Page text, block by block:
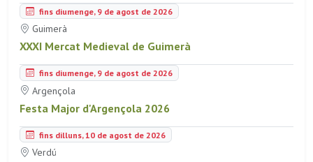
fins diumenge, 9 de agost de 2026
Guimerà
XXXI Mercat Medieval de Guimerà
fins diumenge, 9 de agost de 2026
Argençola
Festa Major d'Argençola 2026
fins dilluns, 10 de agost de 2026
Verdú